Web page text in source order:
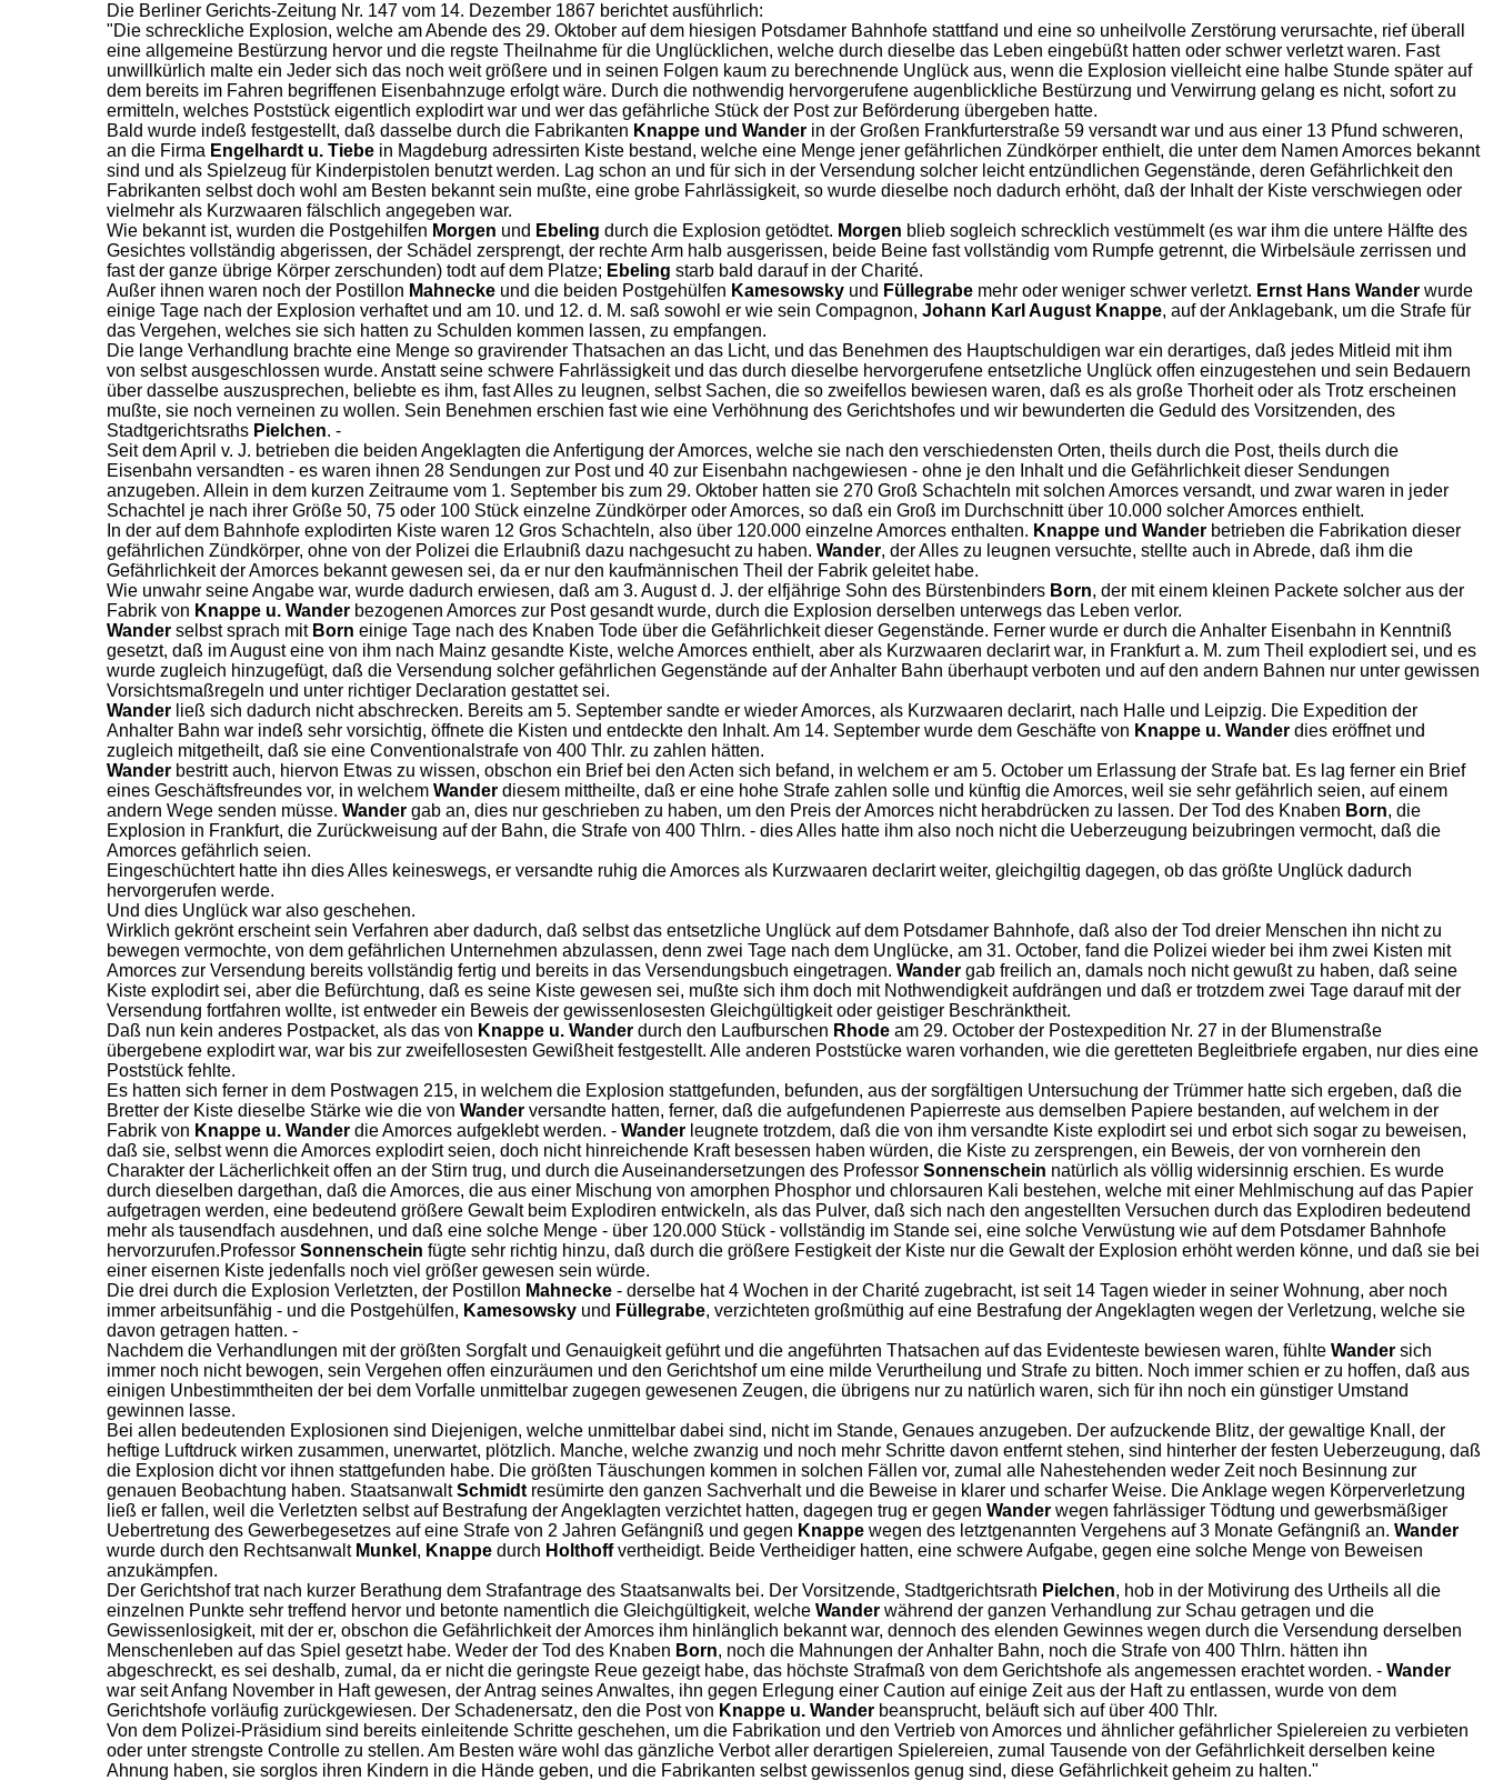
Die Berliner Gerichts-Zeitung Nr. 147 vom 14. Dezember 1867 berichtet ausführlich:
"Die schreckliche Explosion, welche am Abende des 29. Oktober auf dem hiesigen Potsdamer Bahnhofe stattfand und eine so unheilvolle Zerstörung verursachte, rief überall
eine allgemeine Bestürzung hervor und die regste Theilnahme für die Unglücklichen, welche durch dieselbe das Leben eingebüßt hatten oder schwer verletzt waren. Fast
unwillkürlich malte ein Jeder sich das noch weit größere und in seinen Folgen kaum zu berechnende Unglück aus, wenn die Explosion vielleicht eine halbe Stunde später auf
dem bereits im Fahren begriffenen Eisenbahnzuge erfolgt wäre. Durch die nothwendig hervorgerufene augenblickliche Bestürzung und Verwirrung gelang es nicht, sofort zu
ermitteln, welches Poststück eigentlich explodirt war und wer das gefährliche Stück der Post zur Beförderung übergeben hatte.
Bald wurde indeß festgestellt, daß dasselbe durch die Fabrikanten Knappe und Wander in der Großen Frankfurterstraße 59 versandt war und aus einer 13 Pfund schweren,
an die Firma Engelhardt u. Tiebe in Magdeburg adressirten Kiste bestand, welche eine Menge jener gefährlichen Zündkörper enthielt, die unter dem Namen Amorces bekannt
sind und als Spielzeug für Kinderpistolen benutzt werden. Lag schon an und für sich in der Versendung solcher leicht entzündlichen Gegenstände, deren Gefährlichkeit den
Fabrikanten selbst doch wohl am Besten bekannt sein mußte, eine grobe Fahrlässigkeit, so wurde dieselbe noch dadurch erhöht, daß der Inhalt der Kiste verschwiegen oder
vielmehr als Kurzwaaren fälschlich angegeben war.
Wie bekannt ist, wurden die Postgehilfen Morgen und Ebeling durch die Explosion getödtet. Morgen blieb sogleich schrecklich vestümmelt (es war ihm die untere Hälfte des
Gesichtes vollständig abgerissen, der Schädel zersprengt, der rechte Arm halb ausgerissen, beide Beine fast vollständig vom Rumpfe getrennt, die Wirbelsäule zerrissen und
fast der ganze übrige Körper zerschunden) todt auf dem Platze; Ebeling starb bald darauf in der Charité.
Außer ihnen waren noch der Postillon Mahnecke und die beiden Postgehülfen Kamesowsky und Füllegrabe mehr oder weniger schwer verletzt. Ernst Hans Wander wurde
einige Tage nach der Explosion verhaftet und am 10. und 12. d. M. saß sowohl er wie sein Compagnon, Johann Karl August Knappe, auf der Anklagebank, um die Strafe für
das Vergehen, welches sie sich hatten zu Schulden kommen lassen, zu empfangen.
Die lange Verhandlung brachte eine Menge so gravirender Thatsachen an das Licht, und das Benehmen des Hauptschuldigen war ein derartiges, daß jedes Mitleid mit ihm
von selbst ausgeschlossen wurde. Anstatt seine schwere Fahrlässigkeit und das durch dieselbe hervorgerufene entsetzliche Unglück offen einzugestehen und sein Bedauern
über dasselbe auszusprechen, beliebte es ihm, fast Alles zu leugnen, selbst Sachen, die so zweifellos bewiesen waren, daß es als große Thorheit oder als Trotz erscheinen
mußte, sie noch verneinen zu wollen. Sein Benehmen erschien fast wie eine Verhöhnung des Gerichtshofes und wir bewunderten die Geduld des Vorsitzenden, des
Stadtgerichtsraths Pielchen. -
Seit dem April v. J. betrieben die beiden Angeklagten die Anfertigung der Amorces, welche sie nach den verschiedensten Orten, theils durch die Post, theils durch die
Eisenbahn versandten - es waren ihnen 28 Sendungen zur Post und 40 zur Eisenbahn nachgewiesen - ohne je den Inhalt und die Gefährlichkeit dieser Sendungen
anzugeben. Allein in dem kurzen Zeitraume vom 1. September bis zum 29. Oktober hatten sie 270 Groß Schachteln mit solchen Amorces versandt, und zwar waren in jeder
Schachtel je nach ihrer Größe 50, 75 oder 100 Stück einzelne Zündkörper oder Amorces, so daß ein Groß im Durchschnitt über 10.000 solcher Amorces enthielt.
In der auf dem Bahnhofe explodirten Kiste waren 12 Gros Schachteln, also über 120.000 einzelne Amorces enthalten. Knappe und Wander betrieben die Fabrikation dieser
gefährlichen Zündkörper, ohne von der Polizei die Erlaubniß dazu nachgesucht zu haben. Wander, der Alles zu leugnen versuchte, stellte auch in Abrede, daß ihm die
Gefährlichkeit der Amorces bekannt gewesen sei, da er nur den kaufmännischen Theil der Fabrik geleitet habe.
Wie unwahr seine Angabe war, wurde dadurch erwiesen, daß am 3. August d. J. der elfjährige Sohn des Bürstenbinders Born, der mit einem kleinen Packete solcher aus der
Fabrik von Knappe u. Wander bezogenen Amorces zur Post gesandt wurde, durch die Explosion derselben unterwegs das Leben verlor.
Wander selbst sprach mit Born einige Tage nach des Knaben Tode über die Gefährlichkeit dieser Gegenstände. Ferner wurde er durch die Anhalter Eisenbahn in Kenntniß
gesetzt, daß im August eine von ihm nach Mainz gesandte Kiste, welche Amorces enthielt, aber als Kurzwaaren declarirt war, in Frankfurt a. M. zum Theil explodiert sei, und es
wurde zugleich hinzugefügt, daß die Versendung solcher gefährlichen Gegenstände auf der Anhalter Bahn überhaupt verboten und auf den andern Bahnen nur unter gewissen
Vorsichtsmaßregeln und unter richtiger Declaration gestattet sei.
Wander ließ sich dadurch nicht abschrecken. Bereits am 5. September sandte er wieder Amorces, als Kurzwaaren declarirt, nach Halle und Leipzig. Die Expedition der
Anhalter Bahn war indeß sehr vorsichtig, öffnete die Kisten und entdeckte den Inhalt. Am 14. September wurde dem Geschäfte von Knappe u. Wander dies eröffnet und
zugleich mitgetheilt, daß sie eine Conventionalstrafe von 400 Thlr. zu zahlen hätten.
Wander bestritt auch, hiervon Etwas zu wissen, obschon ein Brief bei den Acten sich befand, in welchem er am 5. October um Erlassung der Strafe bat. Es lag ferner ein Brief
eines Geschäftsfreundes vor, in welchem Wander diesem mittheilte, daß er eine hohe Strafe zahlen solle und künftig die Amorces, weil sie sehr gefährlich seien, auf einem
andern Wege senden müsse. Wander gab an, dies nur geschrieben zu haben, um den Preis der Amorces nicht herabdrücken zu lassen. Der Tod des Knaben Born, die
Explosion in Frankfurt, die Zurückweisung auf der Bahn, die Strafe von 400 Thlrn. - dies Alles hatte ihm also noch nicht die Ueberzeugung beizubringen vermocht, daß die
Amorces gefährlich seien.
Eingeschüchtert hatte ihn dies Alles keineswegs, er versandte ruhig die Amorces als Kurzwaaren declarirt weiter, gleichgiltig dagegen, ob das größte Unglück dadurch
hervorgerufen werde.
Und dies Unglück war also geschehen.
Wirklich gekrönt erscheint sein Verfahren aber dadurch, daß selbst das entsetzliche Unglück auf dem Potsdamer Bahnhofe, daß also der Tod dreier Menschen ihn nicht zu
bewegen vermochte, von dem gefährlichen Unternehmen abzulassen, denn zwei Tage nach dem Unglücke, am 31. October, fand die Polizei wieder bei ihm zwei Kisten mit
Amorces zur Versendung bereits vollständig fertig und bereits in das Versendungsbuch eingetragen. Wander gab freilich an, damals noch nicht gewußt zu haben, daß seine
Kiste explodirt sei, aber die Befürchtung, daß es seine Kiste gewesen sei, mußte sich ihm doch mit Nothwendigkeit aufdrängen und daß er trotzdem zwei Tage darauf mit der
Versendung fortfahren wollte, ist entweder ein Beweis der gewissenlosesten Gleichgültigkeit oder geistiger Beschränktheit.
Daß nun kein anderes Postpacket, als das von Knappe u. Wander durch den Laufburschen Rhode am 29. October der Postexpedition Nr. 27 in der Blumenstraße
übergebene explodirt war, war bis zur zweifellosesten Gewißheit festgestellt. Alle anderen Poststücke waren vorhanden, wie die geretteten Begleitbriefe ergaben, nur dies eine
Poststück fehlte.
Es hatten sich ferner in dem Postwagen 215, in welchem die Explosion stattgefunden, befunden, aus der sorgfältigen Untersuchung der Trümmer hatte sich ergeben, daß die
Bretter der Kiste dieselbe Stärke wie die von Wander versandte hatten, ferner, daß die aufgefundenen Papierreste aus demselben Papiere bestanden, auf welchem in der
Fabrik von Knappe u. Wander die Amorces aufgeklebt werden. - Wander leugnete trotzdem, daß die von ihm versandte Kiste explodirt sei und erbot sich sogar zu beweisen,
daß sie, selbst wenn die Amorces explodirt seien, doch nicht hinreichende Kraft besessen haben würden, die Kiste zu zersprengen, ein Beweis, der von vornherein den
Charakter der Lächerlichkeit offen an der Stirn trug, und durch die Auseinandersetzungen des Professor Sonnenschein natürlich als völlig widersinnig erschien. Es wurde
durch dieselben dargethan, daß die Amorces, die aus einer Mischung von amorphen Phosphor und chlorsauren Kali bestehen, welche mit einer Mehlmischung auf das Papier
aufgetragen werden, eine bedeutend größere Gewalt beim Explodiren entwickeln, als das Pulver, daß sich nach den angestellten Versuchen durch das Explodiren bedeutend
mehr als tausendfach ausdehnen, und daß eine solche Menge - über 120.000 Stück - vollständig im Stande sei, eine solche Verwüstung wie auf dem Potsdamer Bahnhofe
hervorzurufen.Professor Sonnenschein fügte sehr richtig hinzu, daß durch die größere Festigkeit der Kiste nur die Gewalt der Explosion erhöht werden könne, und daß sie bei
einer eisernen Kiste jedenfalls noch viel größer gewesen sein würde.
Die drei durch die Explosion Verletzten, der Postillon Mahnecke - derselbe hat 4 Wochen in der Charité zugebracht, ist seit 14 Tagen wieder in seiner Wohnung, aber noch
immer arbeitsunfähig - und die Postgehülfen, Kamesowsky und Füllegrabe, verzichteten großmüthig auf eine Bestrafung der Angeklagten wegen der Verletzung, welche sie
davon getragen hatten. -
Nachdem die Verhandlungen mit der größten Sorgfalt und Genauigkeit geführt und die angeführten Thatsachen auf das Evidenteste bewiesen waren, fühlte Wander sich
immer noch nicht bewogen, sein Vergehen offen einzuräumen und den Gerichtshof um eine milde Verurtheilung und Strafe zu bitten. Noch immer schien er zu hoffen, daß aus
einigen Unbestimmtheiten der bei dem Vorfalle unmittelbar zugegen gewesenen Zeugen, die übrigens nur zu natürlich waren, sich für ihn noch ein günstiger Umstand
gewinnen lasse.
Bei allen bedeutenden Explosionen sind Diejenigen, welche unmittelbar dabei sind, nicht im Stande, Genaues anzugeben. Der aufzuckende Blitz, der gewaltige Knall, der
heftige Luftdruck wirken zusammen, unerwartet, plötzlich. Manche, welche zwanzig und noch mehr Schritte davon entfernt stehen, sind hinterher der festen Ueberzeugung, daß
die Explosion dicht vor ihnen stattgefunden habe. Die größten Täuschungen kommen in solchen Fällen vor, zumal alle Nahestehenden weder Zeit noch Besinnung zur
genauen Beobachtung haben. StaatsanwaltSchmidt resümirte den ganzen Sachverhalt und die Beweise in klarer und scharfer Weise. Die Anklage wegen Körperverletzung
ließ er fallen, weil die Verletzten selbst auf Bestrafung der Angeklagten verzichtet hatten, dagegen trug er gegen Wander wegen fahrlässiger Tödtung und gewerbsmäßiger
Uebertretung des Gewerbegesetzes auf eine Strafe von 2 Jahren Gefängniß und gegen Knappe wegen des letztgenannten Vergehens auf 3 Monate Gefängniß an. Wander
wurde durch den Rechtsanwalt Munkel , Knappe durch Holthoffvertheidigt. Beide Vertheidiger hatten, eine schwere Aufgabe, gegen eine solche Menge von Beweisen
anzukämpfen.
Der Gerichtshof trat nach kurzer Berathung dem Strafantrage des Staatsanwalts bei. Der Vorsitzende, Stadtgerichtsrath Pielchen, hob in der Motivirung des Urtheils all die
einzelnen Punkte sehr treffend hervor und betonte namentlich die Gleichgültigkeit, welche Wander während der ganzen Verhandlung zur Schau getragen und die
Gewissenlosigkeit, mit der er, obschon die Gefährlichkeit der Amorces ihm hinlänglich bekannt war, dennoch des elenden Gewinnes wegen durch die Versendung derselben
Menschenleben auf das Spiel gesetzt habe. Weder der Tod des Knaben Born, noch die Mahnungen der Anhalter Bahn, noch die Strafe von 400 Thlrn. hätten ihn
abgeschreckt, es sei deshalb, zumal, da er nicht die geringste Reue gezeigt habe, das höchste Strafmaß von dem Gerichtshofe als angemessen erachtet worden. - Wander
war seit Anfang November in Haft gewesen, der Antrag seines Anwaltes, ihn gegen Erlegung einer Caution auf einige Zeit aus der Haft zu entlassen, wurde von dem
Gerichtshofe vorläufig zurückgewiesen. Der Schadenersatz, den die Post von Knappe u. Wander beansprucht, beläuft sich auf über 400 Thlr.
Von dem Polizei-Präsidium sind bereits einleitende Schritte geschehen, um die Fabrikation und den Vertrieb von Amorces und ähnlicher gefährlicher Spielereien zu verbieten
oder unter strengste Controlle zu stellen. Am Besten wäre wohl das gänzliche Verbot aller derartigen Spielereien, zumal Tausende von der Gefährlichkeit derselben keine
Ahnung haben, sie sorglos ihren Kindern in die Hände geben, und die Fabrikanten selbst gewissenlos genug sind, diese Gefährlichkeit geheim zu halten."